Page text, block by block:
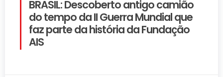
BRASIL: Descoberto antigo camião
do tempo da II Guerra Mundial que
faz parte da história da Fundação
AIS